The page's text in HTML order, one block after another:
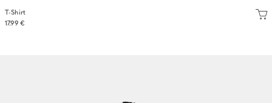
T-Shirt
17.99 €